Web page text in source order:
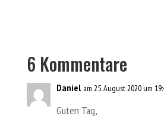
6 Kommentare
Daniel am 25. August 2020 um
Guten Tag,